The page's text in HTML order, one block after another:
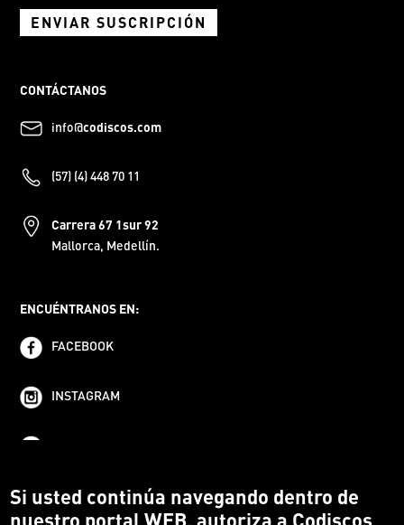
ENVIAR SUSCRIPCIÓN
CONTÁCTANOS
info@codiscos.com
(57) (4) 448 70 11
Carrera 67 1sur 92
Mallorca, Medellín.
ENCUÉNTRANOS EN:
FACEBOOK
INSTAGRAM
Si usted continúa navegando dentro de
nuestro portal WEB, autoriza a Codiscos